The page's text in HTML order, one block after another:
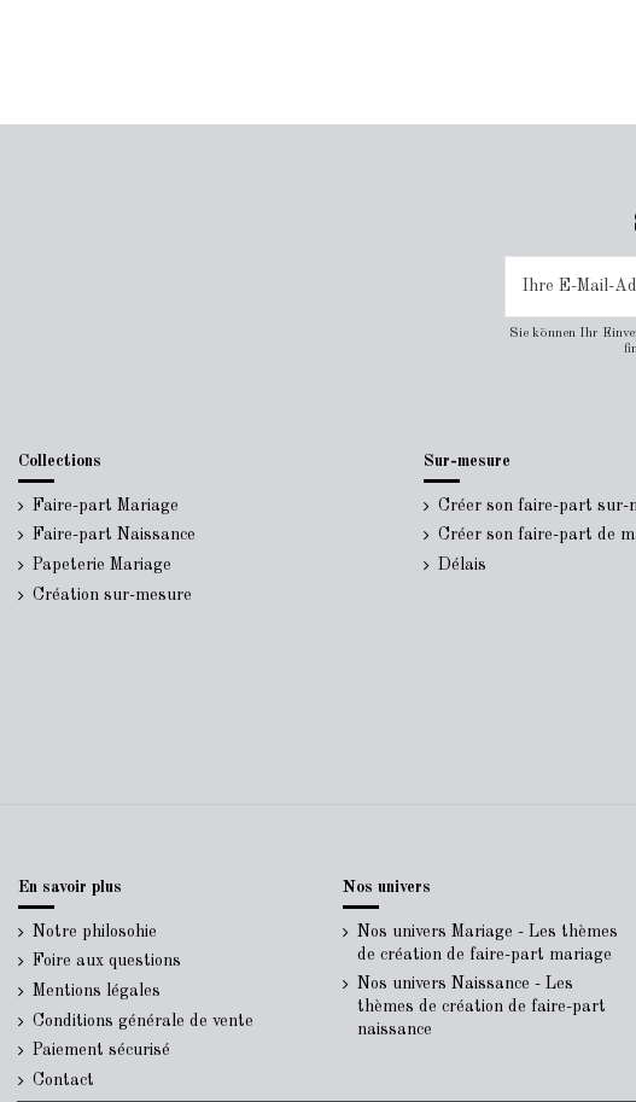
Sie können Ihr
Collections
Faire-part Mariage
Faire-part Naissance
Papeterie Mariage
Création sur-mesure
Sur-mesure
Créer son faire-part sur-
Créer son faire-part de
Délais
En savoir plus
Notre philosohie
Foire aux questions
Mentions légales
Conditions générale de vente
Paiement sécurisé
Contact
Nos univers
Nos univers Mariage - Les thèmes
de création de faire-part mariage
Nos univers Naissance - Les
thèmes de création de faire-part
naissance